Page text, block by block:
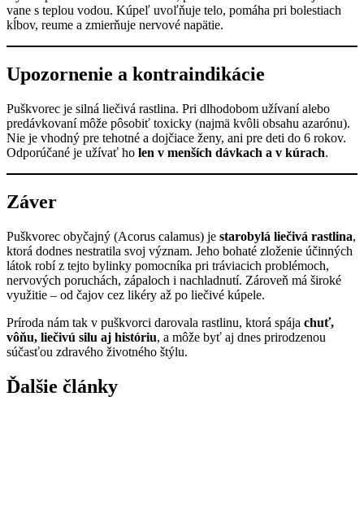
vane s teplou vodou. Kúpeľ uvoľňuje telo, pomáha pri bolestiach
kĺbov, reume a zmierňuje nervové napätie.
Upozornenie a kontraindikácie
Puškvorec je silná liečivá rastlina. Pri dlhodobom užívaní alebo
predávkovaní môže pôsobiť toxicky (najmä kvôli obsahu azarónu).
Nie je vhodný pre tehotné a dojčiace ženy, ani pre deti do 6 rokov.
Odporúčané je užívať ho len v menších dávkach a v kúrach.
Záver
Puškvorec obyčajný (Acorus calamus) je starobylá liečivá rastlina,
ktorá dodnes nestratila svoj význam. Jeho bohaté zloženie účinných
látok robí z tejto bylinky pomocníka pri tráviacich problémoch,
nervových poruchách, zápaloch i nachladnutí. Zároveň má široké
využitie – od čajov cez likéry až po liečivé kúpele.
Príroda nám tak v puškvorci darovala rastlinu, ktorá spája chuť,
vôňu, liečivú silu aj históriu, a môže byť aj dnes prirodzenou
súčasťou zdravého životného štýlu.
Ďalšie články